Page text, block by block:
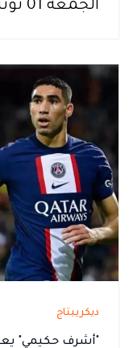
الجمعة 01 نونبر 2024
ديكريبتاج
"أشرف حكيمي"